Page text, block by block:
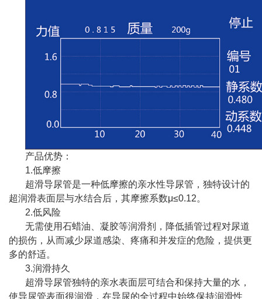
产品优势：
1.低摩擦
超滑导尿管是一种低摩擦的亲水性导尿管，独特设计的
超润滑表面层与水结合后，其摩擦系数μ≤0.12。
2.低风险
无需使用石蜡油、凝胶等润滑剂，降低插管过程对尿道
的损伤，从而减少尿道感染、疼痛和并发症的危险，提供更
多的舒适。
3.润滑持久
超滑导尿管独特的亲水表面层可结合和保持大量的水，
使导尿管表面很润滑，在导尿的全过程中始终保持润滑性